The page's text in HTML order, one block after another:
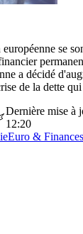
se
a décidé
de la dette
Dernière mise à
12:20
Euro & Finances